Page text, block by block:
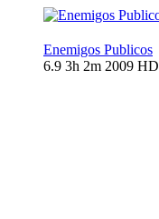
Enemigos Publicos
6.9 3h 2m 2009 HD